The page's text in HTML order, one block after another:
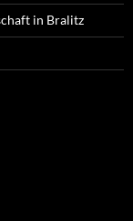
in Bralitz